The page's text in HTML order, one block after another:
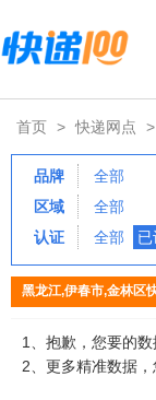
首页 > 快递网点
品牌
全部
区域
全部
认证
全部 已
黑龙江,伊春市,金林区
1、抱歉，您要的数
2、更多精准数据